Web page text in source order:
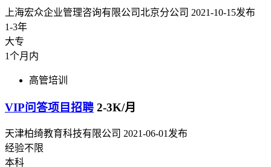
上海宏众企业管理咨询有限公司北京分公司 2021-10-15发布
1-3年
大专
1个月内
高管培训
VIP问答项目招聘 2-3K/月
天津柏绮教育科技有限公司 2021-06-01发布
经验不限
本科